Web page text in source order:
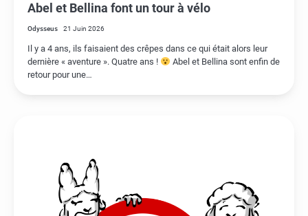
Abel et Bellina font un tour à vélo
Odysseus 21 Juin 2026
Il y a 4 ans, ils faisaient des crêpes dans ce qui était alors leur
dernière « aventure ». Quatre ans !
Abel et Bellina sont enfin de
retour pour une…